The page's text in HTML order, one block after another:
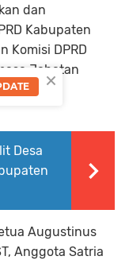
dan
Kabupaten
Komisi DPRD
Jabatan
Desa
Augustinus
Anggota Satria
×